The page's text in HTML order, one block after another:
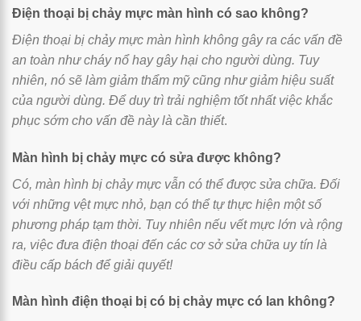
Điện thoại bị chảy mực màn hình có sao không?
Điện thoại bị chảy mực màn hình không gây ra các vấn đề
an toàn như cháy nổ hay gây hại cho người dùng. Tuy
nhiên, nó sẽ làm giảm thẩm mỹ cũng như giảm hiệu suất
của người dùng. Để duy trì trải nghiệm tốt nhất việc khắc
phục sớm cho vấn đề này là cần thiết.
Màn hình bị chảy mực có sửa được không?
Có, màn hình bị chảy mực vẫn có thể được sửa chữa. Đối
với những vệt mực nhỏ, bạn có thể tự thực hiện một số
phương pháp tạm thời. Tuy nhiên nếu vết mực lớn và rộng
ra, việc đưa điện thoại đến các cơ sở sửa chữa uy tín là
điều cấp bách để giải quyết!
Màn hình điện thoại bị có bị chảy mực có lan không?